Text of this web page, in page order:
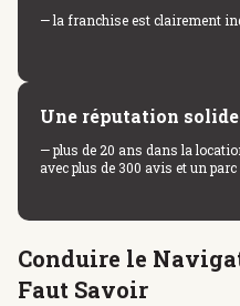
— la franchise est clairement
Une réputation solide
— plus de 20 ans dans la
avec plus de 300 avis et un
Conduire le
Faut Savoir